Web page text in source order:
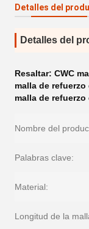
Detalles del
Detalles del
Resaltar: CWC
malla de
malla de
Nombre del
Palabras clave:
Material:
Longitud de la